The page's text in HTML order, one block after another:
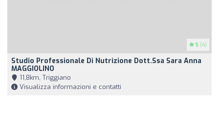
5 (4)
Studio Professionale Di Nutrizione Dott.ssa Sara Anna
MAGGIOLINO
11,8km, Triggiano
Visualizza informazioni e contatti